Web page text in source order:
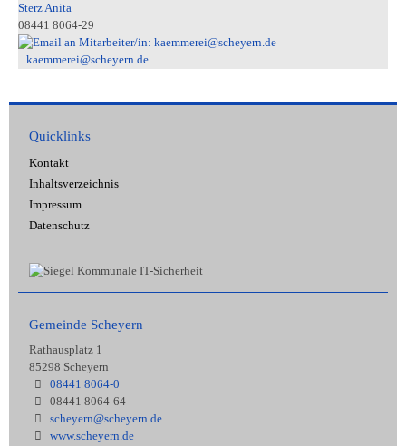
Sterz Anita
08441 8064-29
kaemmerei@scheyern.de
Quicklinks
Kontakt
Inhaltsverzeichnis
Impressum
Datenschutz
Gemeinde Scheyern
Rathausplatz 1
85298 Scheyern
08441 8064-0
08441 8064-64
scheyern@scheyern.de
www.scheyern.de